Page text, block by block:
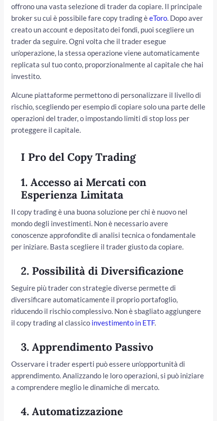
offrono una vasta selezione di trader da copiare. Il principale
broker su cui è possibile fare copy trading èeToro. Dopo aver
creato un account e depositato dei fondi, puoi scegliere un
trader da seguire. Ogni volta che il trader esegue
un’operazione, la stessa operazione viene automaticamente
replicata sul tuo conto, proporzionalmente al capitale che hai
investito.
Alcune piattaforme permettono di personalizzare il livello di
rischio, scegliendo per esempio di copiare solo una parte delle
operazioni del trader, o impostando limiti di stop loss per
proteggere il capitale.
I Pro del Copy Trading
1.Accesso ai Mercati con
Esperienza Limitata
Il copy trading è una buona soluzione per chi è nuovo nel
mondo degli investimenti. Non è necessario avere
conoscenze approfondite di analisi tecnica o fondamentale
per iniziare. Basta scegliere il trader giusto da copiare.
2. Possibilità di Diversificazione
Seguire più trader con strategie diverse permette di
diversificare automaticamente il proprio portafoglio,
riducendo il rischio complessivo. Non è sbagliato aggiungere
il copy trading al classico investimento in ETF.
3.Apprendimento Passivo
Osservare i trader esperti può essere un’opportunità di
apprendimento. Analizzando le loro operazioni, si può iniziare
a comprendere meglio le dinamiche di mercato.
4.Automatizzazione